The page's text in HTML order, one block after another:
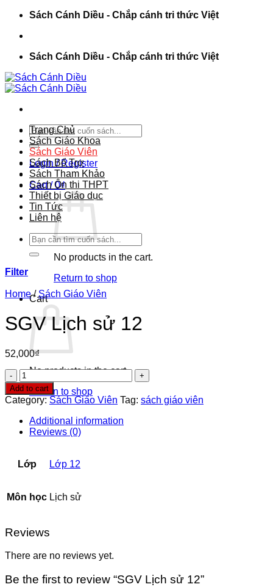
ChuyểnSách Cánh Diều - Chắp cánh tri thức Việt
Sách Cánh Diều - Chắp cánh tri thức Việt
Search
for:
Login / Register
Cart /0₫
No products in the cart.
Return to shop
Cart
No products in the cart.
Return to shop
Trang Chủ
Sách Giáo Khoa
Sách Giáo Viên
Sách Bổ Trợ
Sách Tham Khảo
Sách Ôn thi THPT
Thiết bị Giáo dục
Tin Tức
Liên hệ
Search
for:
Filter
Home / Sách Giáo Viên
SGV Lịch sử 12
52,000₫
SGV
Lịch
sử
12
quantity
Add to cart
Category: Sách Giáo Viên Tag: sách giáo viên
Additional information
Reviews (0)
Lớp Lớp 12
Môn học Lịch sử
Reviews
There are no reviews yet.
Be the first to review “SGV Lịch sử 12”